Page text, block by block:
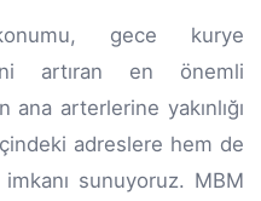
gece kurye
artıran en önemli
arterlerine yakınlığı
adreslere hem de
sunuyoruz. MBM